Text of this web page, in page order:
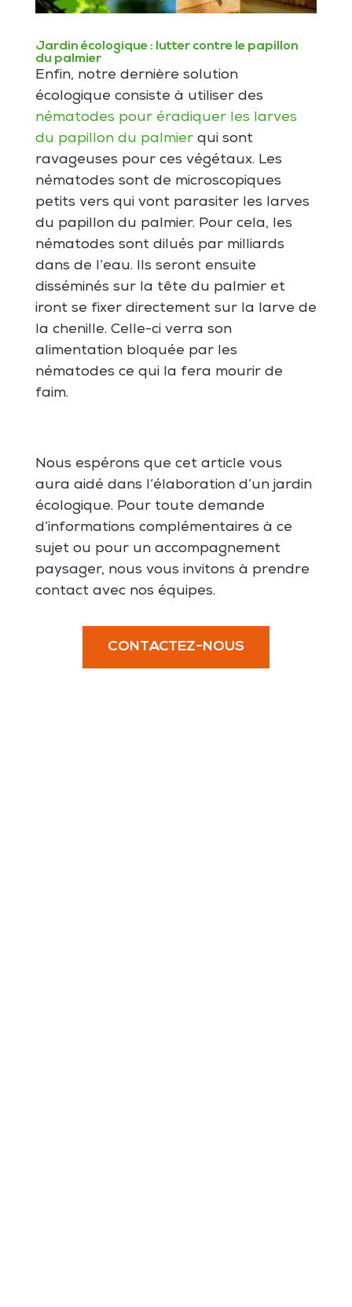
Jardin écologique : lutter contre le papillon
du palmier
Enfin, notre dernière solution
écologique consiste à utiliser des
nématodes pour éradiquer les larves
du papillon du palmierqui sont
ravageuses pour ces végétaux. Les
nématodes sont de microscopiques
petits vers qui vont parasiter les larves
du papillon du palmier. Pour cela, les
nématodes sont dilués par milliards
dans de l’eau. Ils seront ensuite
disséminés sur la tête du palmier et
iront se fixer directement sur la larve de
la chenille. Celle-ci verra son
alimentation bloquée par les
nématodes ce qui la fera mourir de
faim.
Nous espérons que cet article vous
aura aidé dans l’élaboration d’un jardin
écologique. Pour toute demande
d’informations complémentaires à ce
sujet ou pour un accompagnement
paysager, nous vous invitons à prendre
contact avec nos équipes.
CONTACTEZ-NOUS